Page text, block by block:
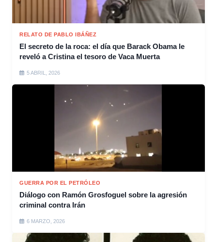
RELATO DE PABLO IBÁÑEZ
El secreto de la roca: el día que Barack Obama le
reveló a Cristina el tesoro de Vaca Muerta
5 ABRIL, 2026
GUERRA POR EL PETRÓLEO
Diálogo con Ramón Grosfoguel sobre la agresión
criminal contra Irán
6 MARZO, 2026